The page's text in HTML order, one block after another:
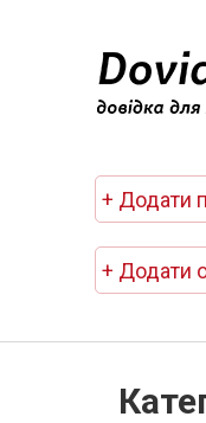
+ Додати
+ Додати